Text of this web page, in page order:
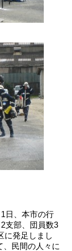
日、本市の行
支部、団員数3
に発足しまし
、民間の人々に